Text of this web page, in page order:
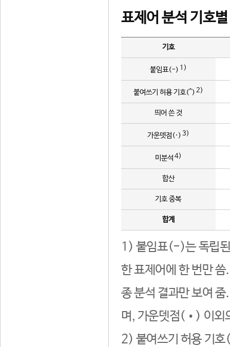
표제어 분석 기호
기호
붙임표(-) 1)
붙여쓰기 허용 기호(^) 2)
띄어 쓴 것
가운뎃점(·) 3)
미분석 4)
합산
기호 중복
합계
1) 붙임표(-)는 독립된
한 표제어에 한 번만
종 분석 결과만 보여
며, 가운뎃점(•) 이외
2) 붙여쓰기 허용 기호